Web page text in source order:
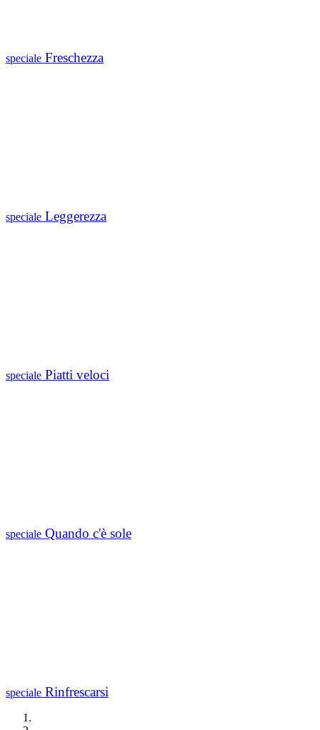
speciale Freschezza
speciale Leggerezza
speciale Piatti veloci
speciale Quando c'è sole
speciale Rinfrescarsi